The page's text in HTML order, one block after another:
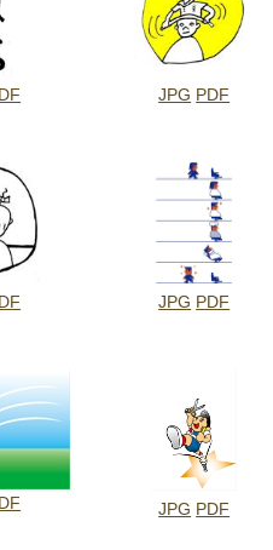
JPG PDF
JPG PDF
JPG PDF